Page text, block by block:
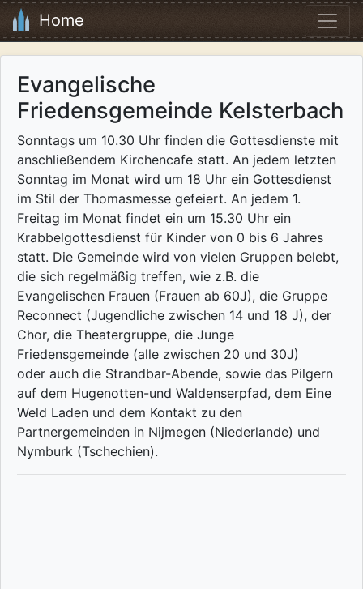
Home
Evangelische
Friedensgemeinde Kelsterbach
Sonntags um 10.30 Uhr finden die Gottesdienste mit
anschließendem Kirchencafe statt. An jedem letzten
Sonntag im Monat wird um 18 Uhr ein Gottesdienst
im Stil der Thomasmesse gefeiert. An jedem 1.
Freitag im Monat findet ein um 15.30 Uhr ein
Krabbelgottesdienst für Kinder von 0 bis 6 Jahres
statt. Die Gemeinde wird von vielen Gruppen belebt,
die sich regelmäßig treffen, wie z.B. die
Evangelischen Frauen (Frauen ab 60J), die Gruppe
Reconnect (Jugendliche zwischen 14 und 18 J), der
Chor, die Theatergruppe, die Junge
Friedensgemeinde (alle zwischen 20 und 30J)
oder auch die Strandbar-Abende, sowie das Pilgern
auf dem Hugenotten-und Waldenserpfad, dem Eine
Weld Laden und dem Kontakt zu den
Partnergemeinden in Nijmegen (Niederlande) und
Nymburk (Tschechien).